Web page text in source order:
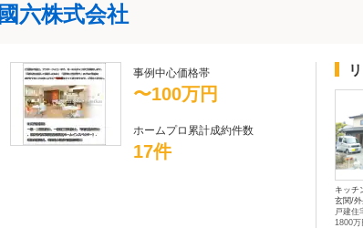
國六株式会社
事例中心価格帯
〜100万円
ホームプロ累計成約件数
17件
キッチ
玄関/外
戸建住
1800万